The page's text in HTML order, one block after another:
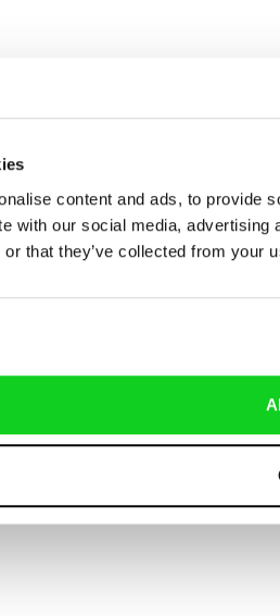
content and ads, to provide
with our social media,
or that they’ve collected from your